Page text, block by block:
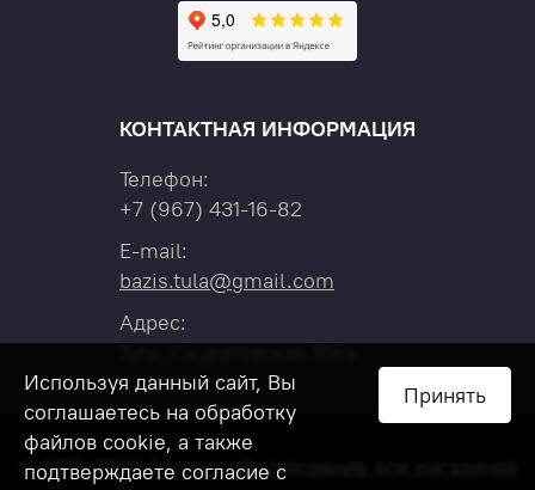
КОНТАКТНАЯ ИНФОРМАЦИЯ
Телефон:
+7 (967) 431-16-82
E-mail:
bazis.tula@gmail.com
Адрес:
Тула, Скуратовская 108а
© 2015-2026 Базис –оборудование для магазинов
Используя данный сайт, Вы
соглашаетесь на обработку
файлов cookie, а также
подтверждаете согласие с
Принять